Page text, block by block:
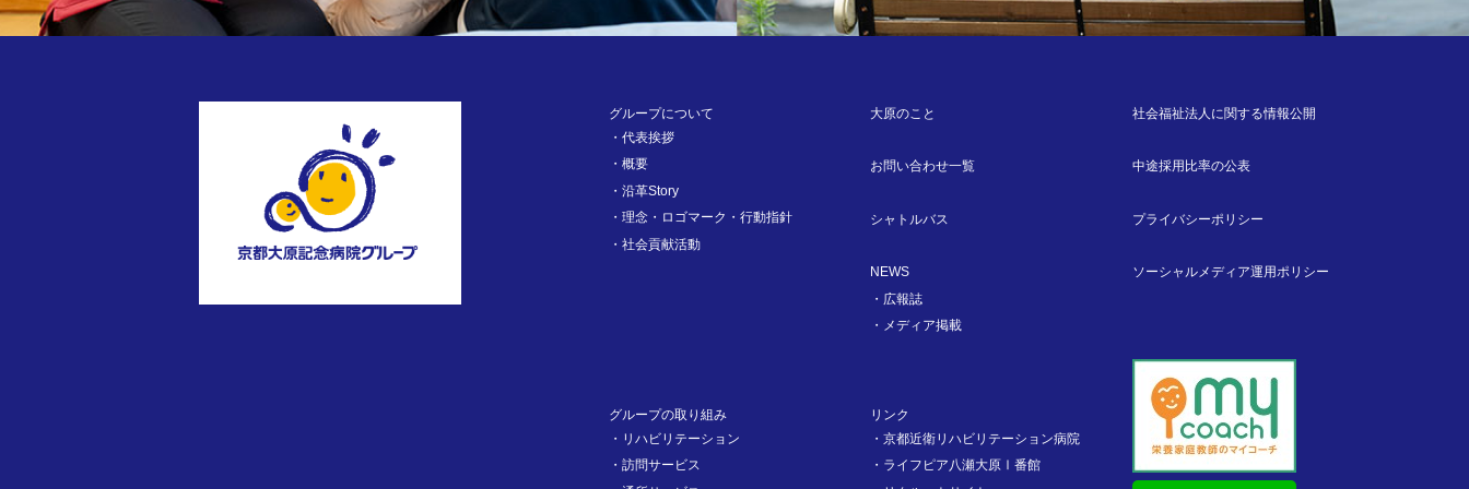
グループについて
代表挨拶
概要
沿革Story
理念・ロゴマーク・行動指針
社会貢献活動
大原のこと
お問い合わせ一覧
シャトルバス
NEWS
広報誌
メディア掲載
社会福祉法人に関する情報公開
中途採用比率の公表
プライバシーポリシー
ソーシャルメディア運用ポリシー
グループの取り組み
リハビリテーション
訪問サービス
リンク
京都近衛リハビリテーション病院
ライフピア八瀬大原Ⅰ番館